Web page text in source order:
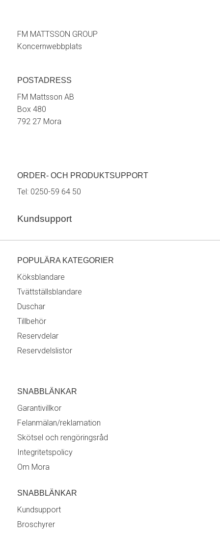
FM MATTSSON GROUP
Koncernwebbplats
POSTADRESS
FM Mattsson AB
Box 480
792 27 Mora
ORDER- OCH PRODUKTSUPPORT
Tel: 0250-59 64 50
Kundsupport
POPULÄRA KATEGORIER
Köksblandare
Tvättställsblandare
Duschar
Tillbehör
Reservdelar
Reservdelslistor
SNABBLÄNKAR
Garantivillkor
Felanmälan/reklamation
Skötsel och rengöringsråd
Integritetspolicy
Om Mora
SNABBLÄNKAR
Kundsupport
Broschyrer